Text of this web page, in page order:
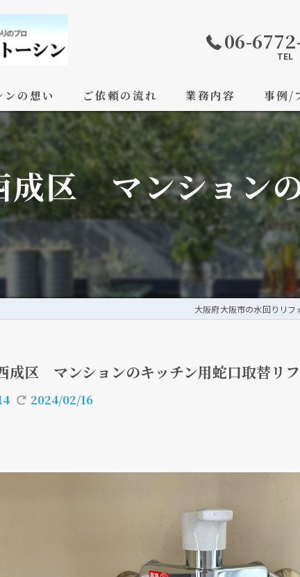
06-
TEL
ンの想い ご依頼の流れ 業務内容 事例/
成区 マンション
大阪府大阪市の水回りリ
成区 マンションのキッチン用蛇口取替リ
2024/02/16